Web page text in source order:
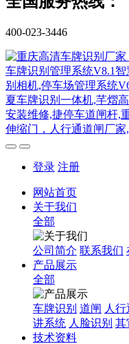
400-023-3446
登录 注册
网站首页
关于我们
全部
公司简介 联系我们
产品展示
全部
车牌识别 道闸 人
讲系统 人脸识别 其
技术资料